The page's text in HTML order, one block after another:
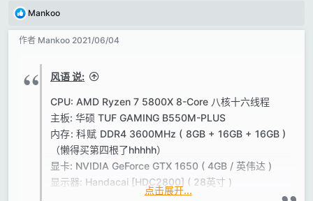
反
:
Mankoo
作者 Mankoo 2021/06/04
风语 说:
CPU: AMD Ryzen 7 5800X 8-Core 八核十六线程
主板: 华硕 TUF GAMING B550M-PLUS
内存: 科赋 DDR4 3600MHz ( 8GB + 16GB + 16GB )
（懒得买第四根了hhhhh）
显卡: NVIDIA GeForce GTX 1650 ( 4GB / 英伟达 )
显示器: Handacai [HDC2800] ( 28英寸 )
点击展开...